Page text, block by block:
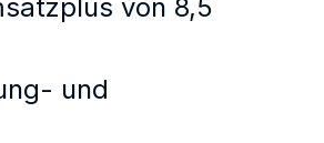
von 8,5
und